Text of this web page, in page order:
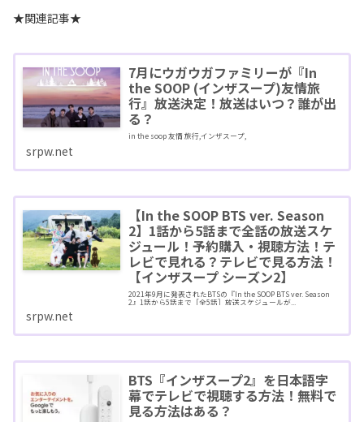
★関連記事★
7月にウガウガファミリーが『In
the SOOP (インザスープ)友情旅
行』放送決定！放送はいつ？誰が出
る？
in the soop 友情 旅行,インザスープ,
srpw.net
【In the SOOP BTS ver. Season
2】1話から5話まで全話の放送スケ
ジュール！予約購入・視聴方法！テ
レビで見れる？テレビで見る方法！
【インザスープ シーズン2】
2021年9月に発表されたBTSの『In the SOOP BTS ver. Season
2』1話から5話まで［全5話］放送スケジュールが...
srpw.net
BTS『インザスープ2』を日本語字
幕でテレビで視聴する方法！無料で
見る方法はある？